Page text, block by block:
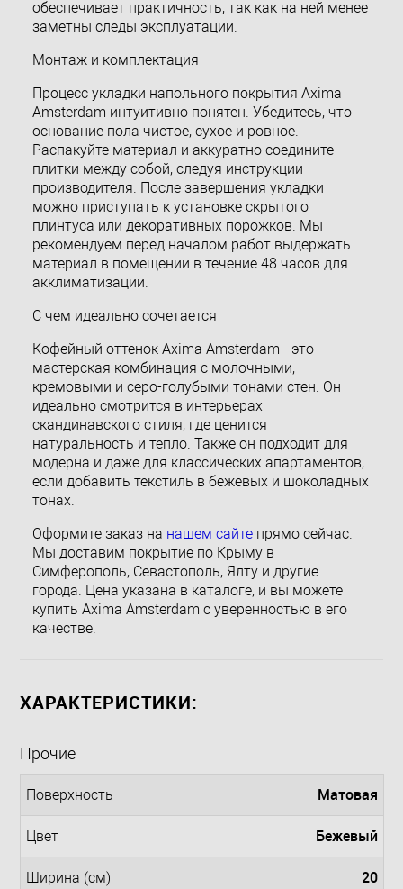
обеспечивает практичность, так как на ней менее
заметны следы эксплуатации.
Монтаж и комплектация
Процесс укладки напольного покрытия Axima
Amsterdam интуитивно понятен. Убедитесь, что
основание пола чистое, сухое и ровное.
Распакуйте материал и аккуратно соедините
плитки между собой, следуя инструкции
производителя. После завершения укладки
можно приступать к установке скрытого
плинтуса или декоративных порожков. Мы
рекомендуем перед началом работ выдержать
материал в помещении в течение 48 часов для
акклиматизации.
С чем идеально сочетается
Кофейный оттенок Axima Amsterdam - это
мастерская комбинация с молочными,
кремовыми и серо-голубыми тонами стен. Он
идеально смотрится в интерьерах
скандинавского стиля, где ценится
натуральность и тепло. Также он подходит для
модерна и даже для классических апартаментов,
если добавить текстиль в бежевых и шоколадных
тонах.
Оформите заказ на нашем сайте прямо сейчас.
Мы доставим покрытие по Крыму в
Симферополь, Севастополь, Ялту и другие
города. Цена указана в каталоге, и вы можете
купить Axima Amsterdam с уверенностью в его
качестве.
ХАРАКТЕРИСТИКИ:
Прочие
Поверхность Матовая
Цвет Бежевый
Ширина (см) 20